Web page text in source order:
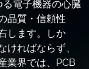
電子機器の心臓
品質・信頼性
します。しか
ければならず、
業界では、PCB